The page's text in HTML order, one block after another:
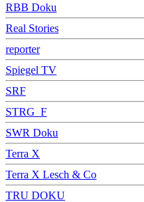
RBB Doku
Real Stories
reporter
Spiegel TV
SRF
STRG_F
SWR Doku
Terra X
Terra X Lesch & Co
TRU DOKU